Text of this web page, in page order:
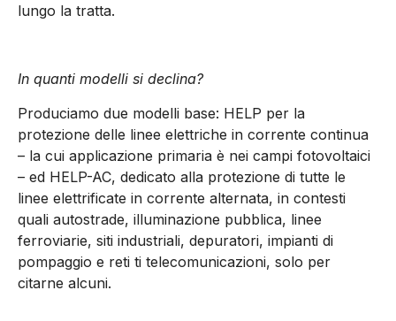
lungo la tratta.
In quanti modelli si declina?
Produciamo due modelli base: HELP per la
protezione delle linee elettriche in corrente continua
– la cui applicazione primaria è nei campi fotovoltaici
– ed HELP-AC, dedicato alla protezione di tutte le
linee elettrificate in corrente alternata, in contesti
quali autostrade, illuminazione pubblica, linee
ferroviarie, siti industriali, depuratori, impianti di
pompaggio e reti ti telecomunicazioni, solo per
citarne alcuni.